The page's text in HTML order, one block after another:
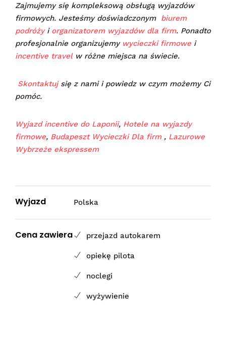
Zajmujemy się kompleksową obsługą wyjazdów
firmowych. Jesteśmy doświadczonym biurem
podróżyi organizatorem wyjazdów dla firm. Ponadto
profesjonalnie organizujemy wycieczki firmowe i
incentive travelw różne miejsca na świecie.
Skontaktujsię z nami i powiedz w czym możemy Ci
pomóc.
Wyjazd incentive do Laponii, Hotele na wyjazdy
firmowe, Budapeszt Wycieczki Dla firm, Lazurowe
Wybrzeże ekspressem
Wyjazd Polska
Cena zawiera przejazd autokarem
opiekę pilota
noclegi
wyżywienie